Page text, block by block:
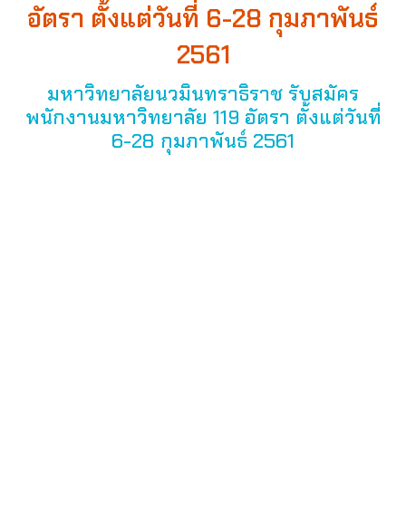
อัตรา ตั้งแต่วันที่ 6-28 กุมภาพันธ์
2561
มหาวิทยาลัยนวมินทราธิราช รับสมัคร
พนักงานมหาวิทยาลัย 119 อัตรา ตั้งแต่วันที่
6-28 กุมภาพันธ์ 2561